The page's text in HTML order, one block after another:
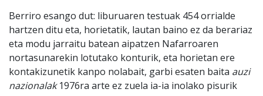
Berriro esango dut: liburuaren testuak 454 orrialde
hartzen ditu eta, horietatik, lautan baino ez da berariaz
eta modu jarraitu batean aipatzen Nafarroaren
nortasunarekin lotutako konturik, eta horietan ere
kontakizunetik kanpo nolabait, garbi esaten baita auzi
nazionalak1976ra arte ez zuela ia-ia inolako pisurik